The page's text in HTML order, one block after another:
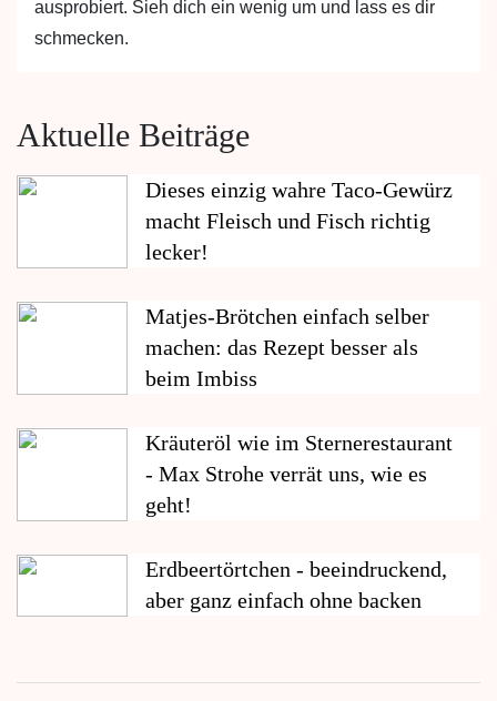
ausprobiert. Sieh dich ein wenig um und lass es dir
schmecken.
Aktuelle Beiträge
Dieses einzig wahre Taco-Gewürz
macht Fleisch und Fisch richtig
lecker!
Matjes-Brötchen einfach selber
machen: das Rezept besser als
beim Imbiss
Kräuteröl wie im Sternerestaurant
- Max Strohe verrät uns, wie es
geht!
Erdbeertörtchen - beeindruckend,
aber ganz einfach ohne backen